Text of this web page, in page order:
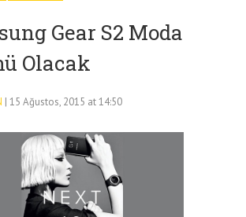
Gear S2 Moda
Olacak
| 15 Ağustos, 2015 at 14:50